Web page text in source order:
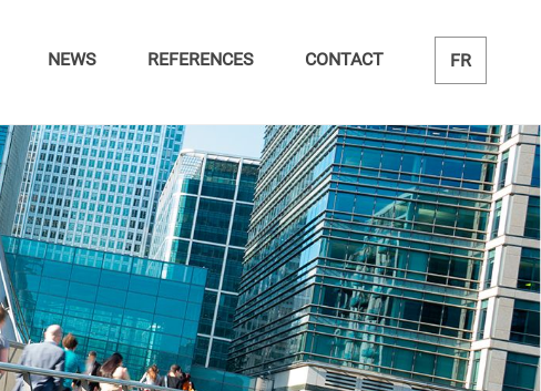
NEWS REFERENCES CONTACT FR